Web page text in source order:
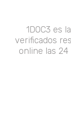
1DOC3 es
verificados
online las